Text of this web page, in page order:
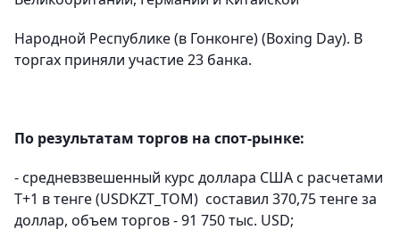
Народной Республике (в Гонконге) (Boxing Day). В
торгах приняли участие 23 банка.
По результатам торгов на спот-рынке:
- средневзвешенный курс доллара США с расчетами
T+1 в тенге (USDKZT_TОМ) составил 370,75 тенге за
доллар, объем торгов - 91 750 тыс. USD;